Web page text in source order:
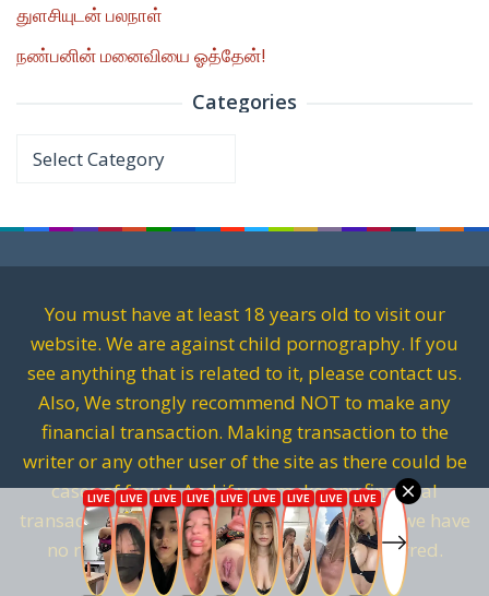
துளசியுடன் பலநாள்
நண்பனின் மனைவியை ஓத்தேன்!
Categories
Categories
You must have at least 18 years old to visit our
website. We are against child pornography. If you
see anything that is related to it, please contact us.
Also, We strongly recommend NOT to make any
financial transaction. Making transaction to the
writer or any other user of the site as there could be
cases of fraud. And if you make any financial
transactions. It will be fully on your risk and we have
no responsibility for any kind of loss incurred.